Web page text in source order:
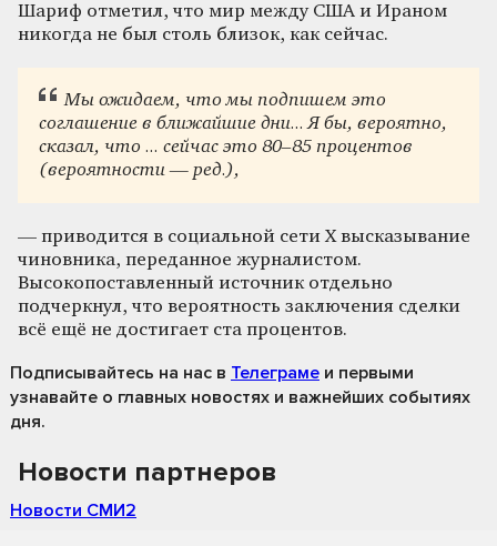
Шариф отметил, что мир между США и Ираном
никогда не был столь близок, как сейчас.
Мы ожидаем, что мы подпишем это
соглашение в ближайшие дни... Я бы, вероятно,
сказал, что ... сейчас это 80–85 процентов
(вероятности — ред.),
— приводится в социальной сети X высказывание
чиновника, переданное журналистом.
Высокопоставленный источник отдельно
подчеркнул, что вероятность заключения сделки
всё ещё не достигает ста процентов.
Подписывайтесь на нас в Телеграме и первыми
узнавайте о главных новостях и важнейших событиях
дня.
Новости партнеров
Новости СМИ2